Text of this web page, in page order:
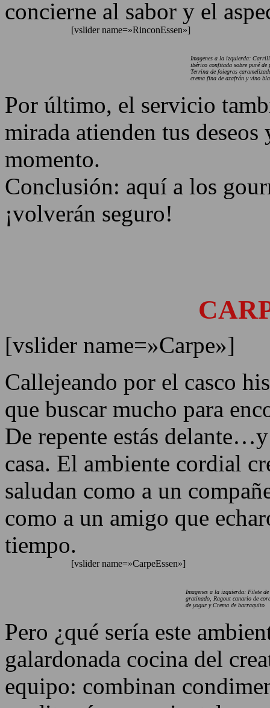
concierne al sabor y el
[vslider name=»RinconEssen»]
Imagenes a la izquierda:
ibérico confitada sobre puré de
Terrina de foiegras
crema fina de azafrán y vino
Por último, el servicio
mirada atienden tus
momento.
Conclusión: aquí a los
¡volverán seguro!
[vslider name=»Carpe»]
Callejeando por el casco
que buscar mucho para
De repente estás
casa. El ambiente cordial
saludan como a un
como a un amigo que
tiempo.
[vslider name=»CarpeEssen»]
Imagenes a la izquierda: Filete
gratinado, Ragout canario de
de yogur y Crema de barraquito
Pero ¿qué sería este
galardonada cocina del
equipo: combinan